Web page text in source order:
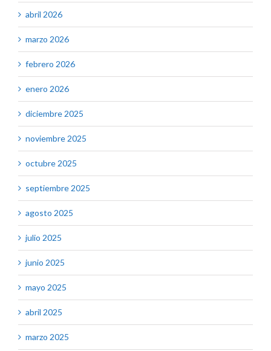
abril 2026
marzo 2026
febrero 2026
enero 2026
diciembre 2025
noviembre 2025
octubre 2025
septiembre 2025
agosto 2025
julio 2025
junio 2025
mayo 2025
abril 2025
marzo 2025